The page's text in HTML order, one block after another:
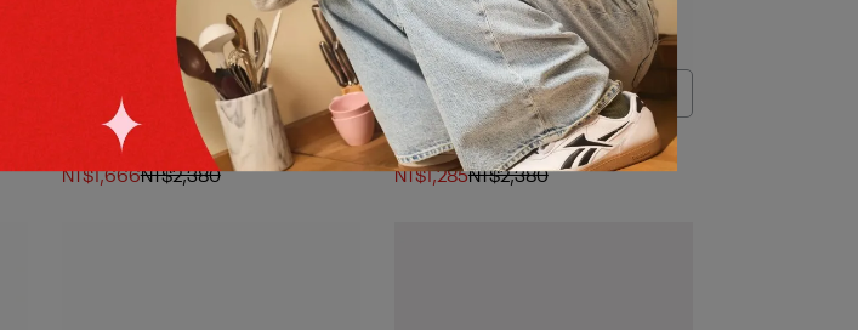
全館滿2000折$200 / 全館滿4000折
$350
SMASH EDGE S 網球鞋_男/女
NT$1,666NT$2,380
全館滿2000折$200 / 全館滿4000折
$350
SMASH EDGE S 網球鞋_男/女
NT$1,285NT$2,380